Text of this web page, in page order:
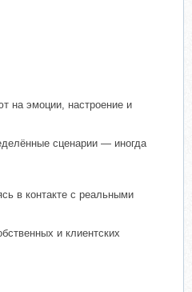
на эмоции, настроение и
сценарии — иногда
в контакте с реальными
и клиентских